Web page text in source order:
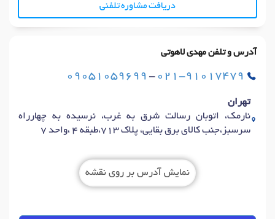
دریافت مشاوره تلفنی
آدرس و تلفن مهدی لاهوتی
09051059699 - 021-91017479
تهران
نارمک، اتوبان رسالت شرق به غرب، نرسیده به چهارراه
سرسبز،جنب کالای برق بقایی، پلاک 713،طبقه 4 ،واحد 7
نمایش آدرس بر روی نقشه